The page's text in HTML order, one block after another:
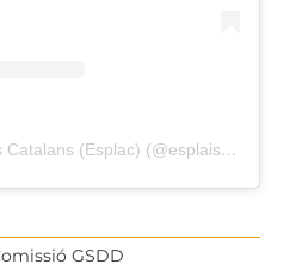
A post shared by Esplais Catalans (Esplac) (@esplaiscatalans)
GSDD